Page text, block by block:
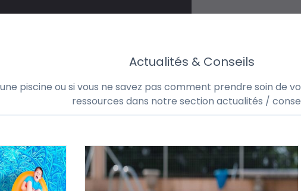
Actualités & Conseils
piscine ou si vous ne savez pas comment prendre soin de
ressources dans notre section actualités /